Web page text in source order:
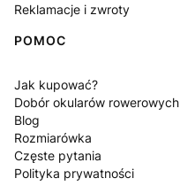
Reklamacje i zwroty
POMOC
Jak kupować?
Dobór okularów rowerowych
Blog
Rozmiarówka
Częste pytania
Polityka prywatności